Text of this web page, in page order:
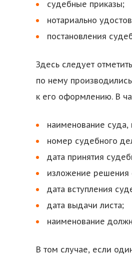
судебные приказы;
нотариально
постановления
Здесь следует
по нему
к его оформлению. В
наименование суда,
номер судебного
дата принятия
изложение решения
дата вступления
дата выдачи листа;
наименование
В том случае, если